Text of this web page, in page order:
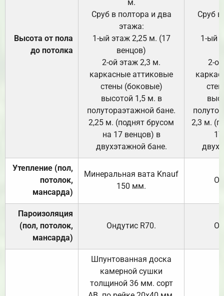
Высота от пола
до потолка
м.
Сруб в полтора и два
этажа:
1-ый этаж 2,25 м. (17
венцов)
2-ой этаж 2,3 м.
каркасные аттиковые
стены (боковые)
высотой 1,5 м. в
полутораэтажной бане.
2,25 м. (поднят брусом
на 17 венцов) в
двухэтажной бане.
Сруб
1-ый
2-
2,3 м.
Утепление (пол,
потолок,
мансарда)
Минеральная вата Knauf
150 мм.
Пароизоляция
(пол, потолок,
мансарда)
Ондутис R70.
Шпунтованная доска
камерной сушки
толщиной 36 мм. сорт